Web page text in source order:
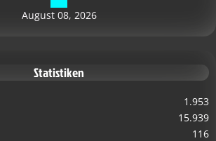
August 08, 2026
Statistiken
1.953
15.939
116